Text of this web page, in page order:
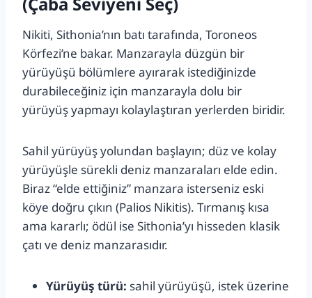
Nikiti, Sithonia’nın batı tarafında, Toroneos
Körfezi’ne bakar. Manzarayla düzgün bir
yürüyüşü bölümlere ayırarak istediğinizde
durabileceğiniz için manzarayla dolu bir
yürüyüş yapmayı kolaylaştıran yerlerden biridir.
Sahil yürüyüş yolundan başlayın; düz ve kolay
yürüyüşle sürekli deniz manzaraları elde edin.
Biraz “elde ettiğiniz” manzara isterseniz eski
köye doğru çıkın (Palios Nikitis). Tırmanış kısa
ama kararlı; ödül ise Sithonia’yı hisseden klasik
çatı ve deniz manzarasıdır.
Yürüyüş türü: sahil yürüyüşü, istek üzerine